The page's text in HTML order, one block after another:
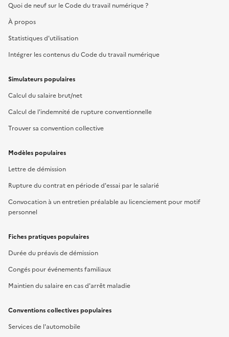
Quoi de neuf sur le Code du travail numérique ?
À propos
Statistiques d'utilisation
Intégrer les contenus du Code du travail numérique
Simulateurs populaires
Calcul du salaire brut/net
Calcul de l'indemnité de rupture conventionnelle
Trouver sa convention collective
Modèles populaires
Lettre de démission
Rupture du contrat en période d'essai par le salarié
Convocation à un entretien préalable au licenciement pour motif
personnel
Fiches pratiques populaires
Durée du préavis de démission
Congés pour événements familiaux
Maintien du salaire en cas d'arrêt maladie
Conventions collectives populaires
Services de l'automobile